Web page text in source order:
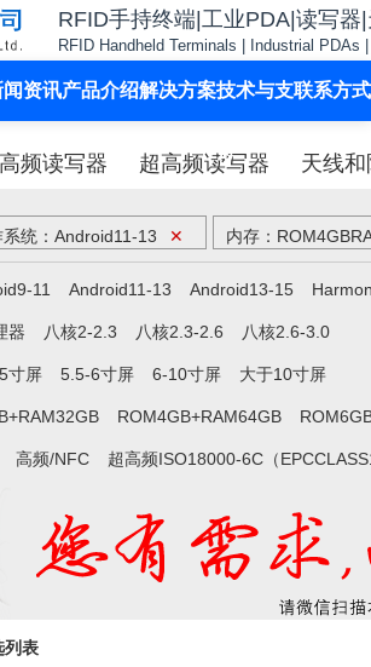
RFID手持终端|工业PDA|读写器
RFID Handheld Terminals | Industrial PDAs
闻资讯产品介绍解决方案技术与支
持
联系方式
高频读写器 超高频读写器 天线
系统：Android11-13 ✕ 内存：
11 Android11-13 Android13-15
器 八核2-2.3 八核2.3-2.6 八核2.6-3.0
寸屏 5.5-6寸屏 6-10寸屏 大于10寸屏
ROM4GB+RAM64GB
高频/NFC 超高频ISO18000-6C（
列表